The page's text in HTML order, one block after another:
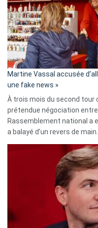
Martine Vassal accusée
une fake news »
À trois mois du second tour
prétendue négociation
Rassemblement national a
a balayé d’un revers de main…